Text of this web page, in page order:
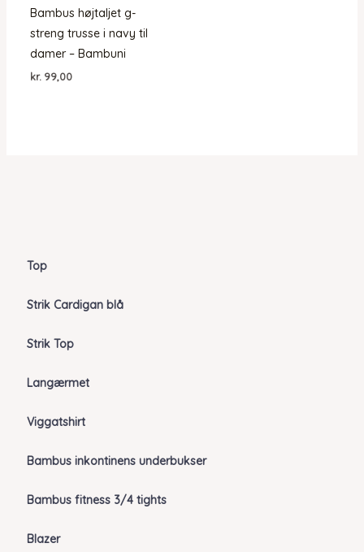
Top
Strik Cardigan blå
Strik Top
Langærmet
Viggatshirt
Bambus inkontinens underbukser
Bambus fitness 3/4 tights
Blazer
Bambus højtaljet g-
streng trusse i navy til
damer – Bambuni
kr. 99,00